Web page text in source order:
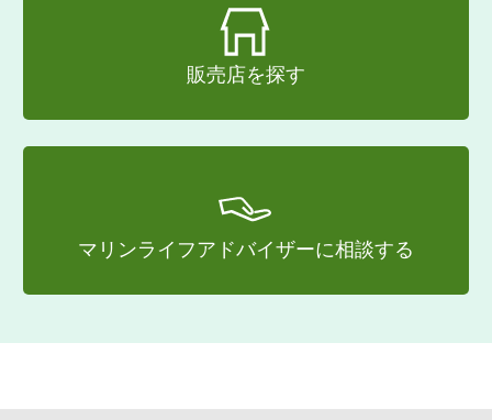
販売店を探す
マリンライフアドバイザーに相談する